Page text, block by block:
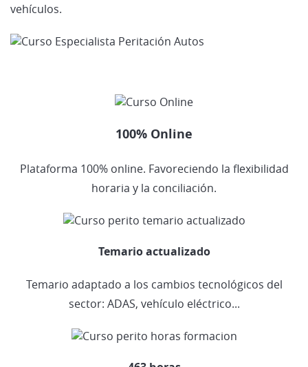
vehículos.
100% Online
Plataforma 100% online. Favoreciendo la flexibilidad
horaria y la conciliación.
Temario actualizado
Temario adaptado a los cambios tecnológicos del
sector: ADAS, vehículo eléctrico...